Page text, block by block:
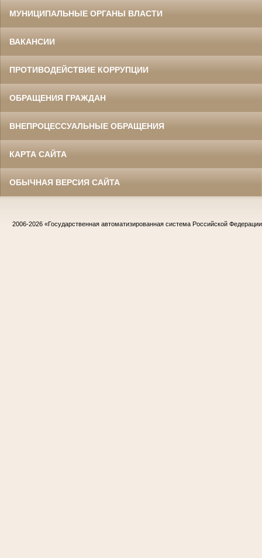
МУНИЦИПАЛЬНЫЕ ОРГАНЫ ВЛАСТИ
ВАКАНСИИ
ПРОТИВОДЕЙСТВИЕ КОРРУПЦИИ
ОБРАЩЕНИЯ ГРАЖДАН
ВНЕПРОЦЕССУАЛЬНЫЕ ОБРАЩЕНИЯ
КАРТА САЙТА
ОБЫЧНАЯ ВЕРСИЯ САЙТА
2006-2026 «Государственная автоматизированная система Российской